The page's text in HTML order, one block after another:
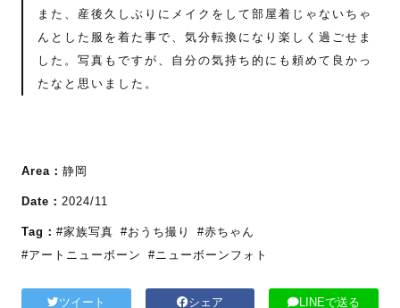
また、産後久しぶりにメイクをして部屋着じゃないちゃ
んとした服を着た事で、気分転換になり楽しく過ごせま
した。写真もですが、自分の気持ち的にも頼めて良かっ
たなと思いました。
Area： 静岡
Date： 2024/11
Tag： #家族写真 #おうち撮り
#赤ちゃん
#アートニューボーン
#ニューボーンフォト
ツイート シェア LINEで送る